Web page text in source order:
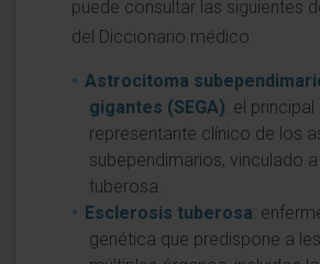
puede consultar las siguientes
del Diccionario médico:
Astrocitoma
gigantes (SEGA): el principal
representante clínico de los
subependimarios, vinculado
tuberosa.
Esclerosis tuberosa:
genética que predispone a